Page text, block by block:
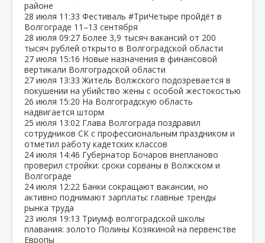
районе
28 июля 11:33 Фестиваль #ТриЧетыре пройдёт в
Волгограде 11–13 сентября
28 июля 09:27 Более 3,9 тысяч вакансий от 200
тысяч рублей открыто в Волгоградской области
27 июля 15:16 Новые назначения в финансовой
вертикали Волгоградской области
27 июля 13:33 Житель Волжского подозревается в
покушении на убийство жены с особой жестокостью
26 июля 15:20 На Волгоградскую область
надвигается шторм
25 июля 13:02 Глава Волгограда поздравил
сотрудников СК с профессиональным праздником и
отметил работу кадетских классов
24 июля 14:46 Губернатор Бочаров внепланово
проверил стройки: сроки сорваны в Волжском и
Волгограде
24 июля 12:22 Банки сокращают вакансии, но
активно поднимают зарплаты: главные тренды
рынка труда
23 июля 19:13 Триумф волгоградской школы
плавания: золото Полины Козякиной на первенстве
Европы